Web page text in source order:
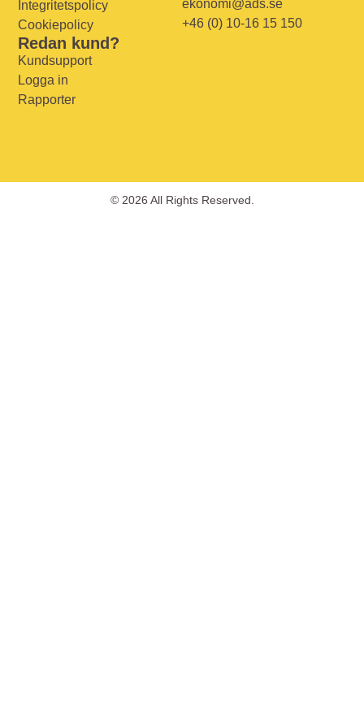
ekonomi@ads.se
+46 (0) 10-16 15 150
Integritetspolicy
Cookiepolicy
Redan kund?
Kundsupport
Logga in
Rapporter
© 2026 All Rights Reserved.